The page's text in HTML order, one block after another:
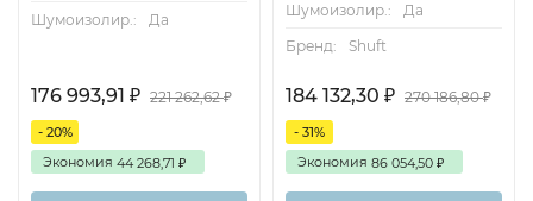
Шумоизолир.:
Да
176 993,91 ₽ 221 262,62₽
- 20%
Экономия 44 268,71 ₽
Шумоизолир.:
Да
Бренд:
Shuft
184 132,30 ₽ 270 186,80₽
- 31%
Экономия 86 054,50 ₽